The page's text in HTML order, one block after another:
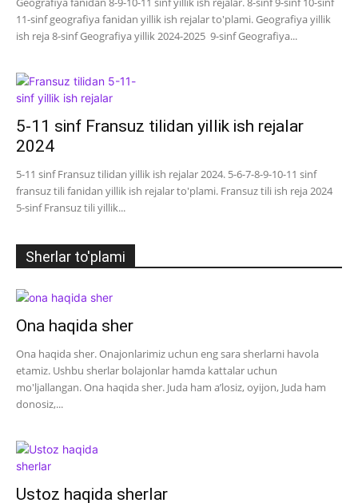
11-sinf geografiya fanidan yillik ish rejalar to'plami. Geografiya yillik
ish reja 8-sinf Geografiya yillik 2024-2025 9-sinf Geografiya...
5-11 sinf Fransuz tilidan yillik ish rejalar
2024
5-11 sinf Fransuz tilidan yillik ish rejalar 2024. 5-6-7-8-9-10-11 sinf
fransuz tili fanidan yillik ish rejalar to'plami. Fransuz tili ish reja 2024
5-sinf Fransuz tili yillik...
Sherlar to'plami
Ona haqida sher
Ona haqida sher. Onajonlarimiz uchun eng sara sherlarni havola
etamiz. Ushbu sherlar bolajonlar hamda kattalar uchun
mo'ljallangan. Ona haqida sher. Juda ham a’losiz, oyijon, Juda ham
donosiz,...
Ustoz haqida sherlar